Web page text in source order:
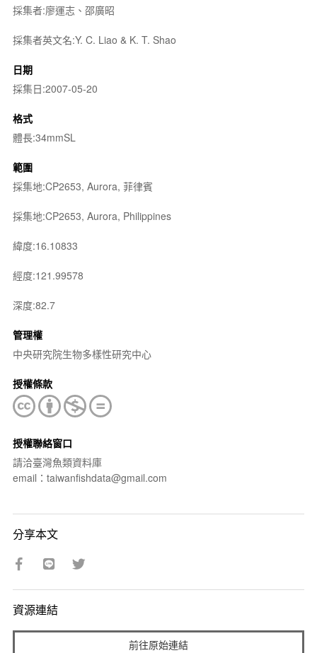
採集者:廖運志、邵廣昭
採集者英文名:Y. C. Liao & K. T. Shao
日期
採集日:2007-05-20
格式
體長:34mmSL
範圍
採集地:CP2653, Aurora, 菲律賓
採集地:CP2653, Aurora, Philippines
緯度:16.10833
經度:121.99578
深度:82.7
管理權
中央研究院生物多樣性研究中心
授權條款
授權聯絡窗口
請洽臺灣魚類資料庫
email：taiwanfishdata@gmail.com
分享本文
資源連結
前往原始連結